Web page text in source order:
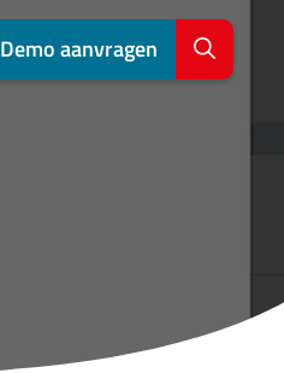
Demo aanvragen